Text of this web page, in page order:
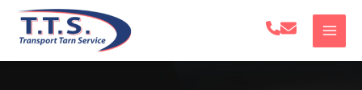
Aller